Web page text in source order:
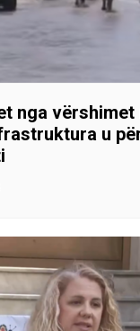
nga vërshimet
u